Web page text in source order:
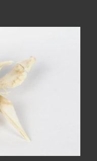
each